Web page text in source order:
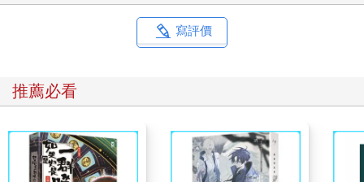
寫評價
推薦必看